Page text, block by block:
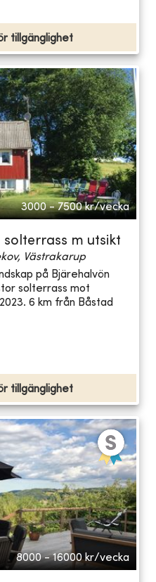
tillgänglighet
3000 - 7500 kr/vecka
m utsikt
Västrakarup
på Bjärehalvön
solterrass mot
6 km från Båstad
tillgänglighet
8000 - 16000 kr/vecka